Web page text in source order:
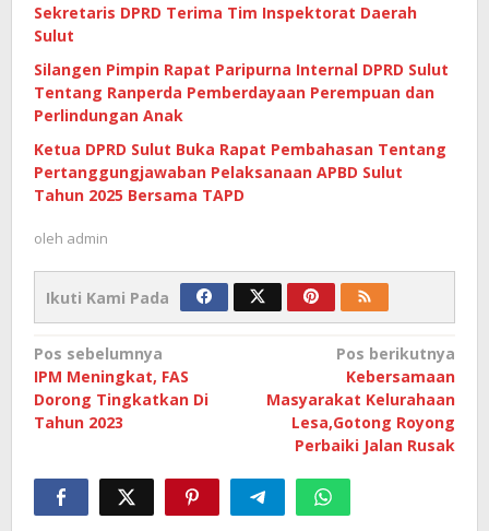
Sekretaris DPRD Terima Tim Inspektorat Daerah
Sulut
Silangen Pimpin Rapat Paripurna Internal DPRD Sulut
Tentang Ranperda Pemberdayaan Perempuan dan
Perlindungan Anak
Ketua DPRD Sulut Buka Rapat Pembahasan Tentang
Pertanggungjawaban Pelaksanaan APBD Sulut
Tahun 2025 Bersama TAPD
oleh admin
Ikuti Kami Pada
Navigasi
pos
Pos sebelumnya
IPM Meningkat, FAS
Dorong Tingkatkan Di
Tahun 2023
Pos berikutnya
Kebersamaan
Masyarakat Kelurahaan
Lesa,Gotong Royong
Perbaiki Jalan Rusak